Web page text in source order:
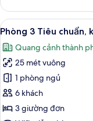
29th
Floor)
Phòng
4
Tiêu
chuẩn,
không
hút
thuốc
(24th-
29th
Floor)
Xem
tất
cả
ảnh
Phòng
3
Tiêu
9
Phòng 3 Tiêu
Quang cảnh thành
25 mét vuông
1 phòng ngủ
6 khách
3 giường đơn